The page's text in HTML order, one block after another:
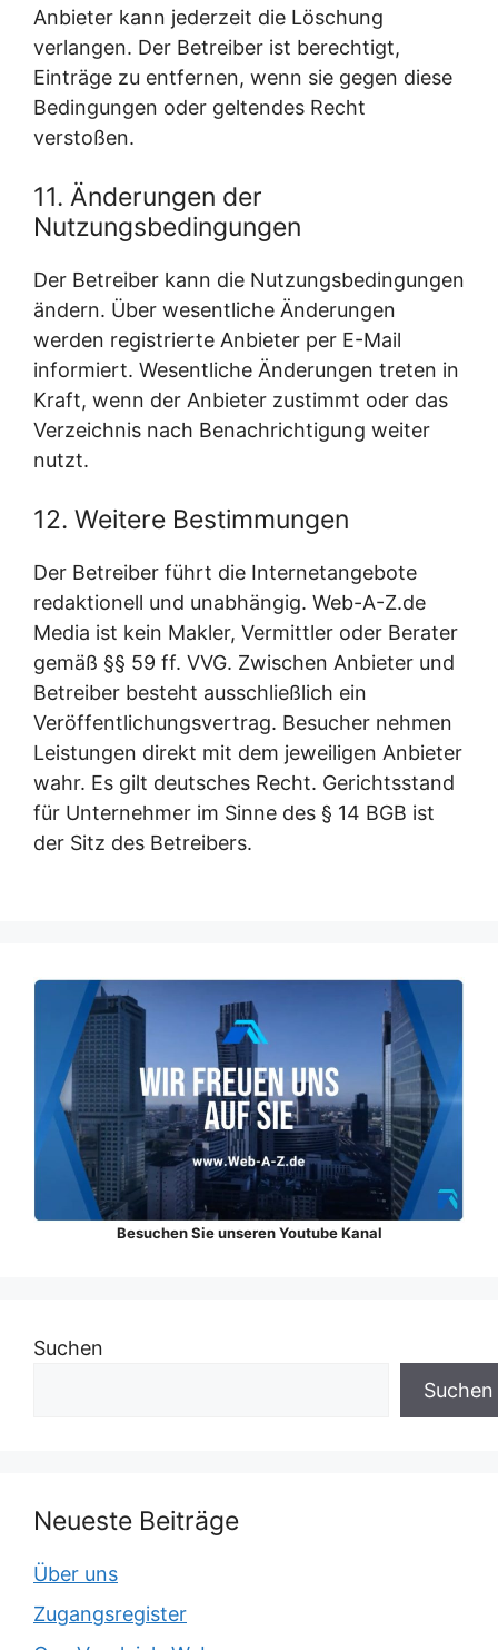
Anbieter kann jederzeit die Löschung
verlangen. Der Betreiber ist berechtigt,
Einträge zu entfernen, wenn sie gegen diese
Bedingungen oder geltendes Recht
verstoßen.
11. Änderungen der
Nutzungsbedingungen
Der Betreiber kann die Nutzungsbedingungen
ändern. Über wesentliche Änderungen
werden registrierte Anbieter per E-Mail
informiert. Wesentliche Änderungen treten in
Kraft, wenn der Anbieter zustimmt oder das
Verzeichnis nach Benachrichtigung weiter
nutzt.
12. Weitere Bestimmungen
Der Betreiber führt die Internetangebote
redaktionell und unabhängig. Web-A-Z.de
Media ist kein Makler, Vermittler oder Berater
gemäß §§ 59 ff. VVG. Zwischen Anbieter und
Betreiber besteht ausschließlich ein
Veröffentlichungsvertrag. Besucher nehmen
Leistungen direkt mit dem jeweiligen Anbieter
wahr. Es gilt deutsches Recht. Gerichtsstand
für Unternehmer im Sinne des § 14 BGB ist
der Sitz des Betreibers.
Besuchen Sie unseren Youtube Kanal
Suchen
Suchen
Neueste Beiträge
Über uns
Zugangsregister